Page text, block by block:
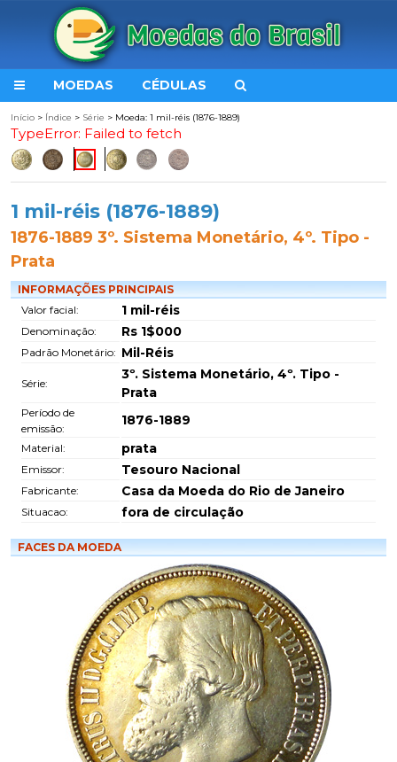
MOEDAS CÉDULAS
Início > Índice > Série > Moeda: 1 mil-réis (1876-1889)
TypeError: Failed to fetch
1 mil-réis (1876-1889)
1876-1889 3º. Sistema Monetário, 4º. Tipo -
Prata
INFORMAÇÕES PRINCIPAIS
Valor facial:
1 mil-réis
Denominação: Rs 1$000
Padrão Monetário: Mil-Réis
Série:
3º. Sistema Monetário, 4º. Tipo -
Prata
Período de
emissão:
1876-1889
Material: prata
Emissor: Tesouro Nacional
Fabricante: Casa da Moeda do Rio de Janeiro
Situacao: fora de circulação
FACES DA MOEDA